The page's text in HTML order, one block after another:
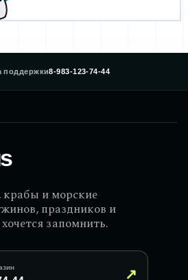
поддержки8-983-123-74-44
и морские
праздников и
запомнить.
↗